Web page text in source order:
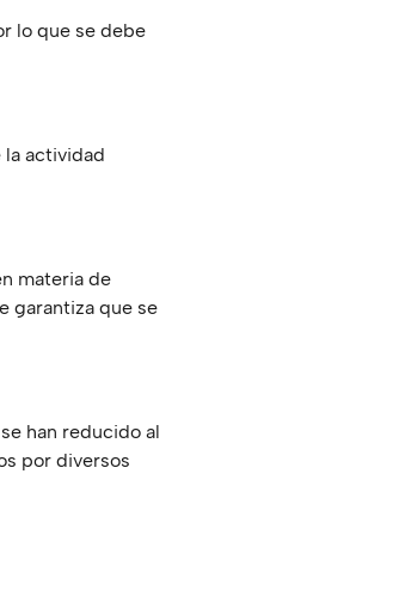
lo que se debe
la actividad
materia de
garantiza que se
han reducido al
por diversos